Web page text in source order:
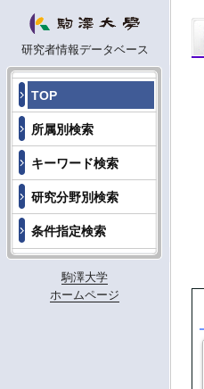
研究者情報データベース
TOP
所属別検索
キーワード検索
研究分野別検索
条件指定検索
駒澤大学
ホームページ